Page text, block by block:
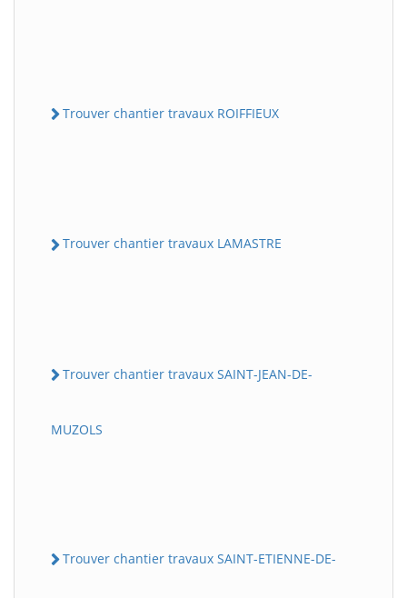
Trouver chantier travaux ROIFFIEUX
Trouver chantier travaux LAMASTRE
Trouver chantier travaux SAINT-JEAN-DE-
MUZOLS
Trouver chantier travaux SAINT-ETIENNE-DE-